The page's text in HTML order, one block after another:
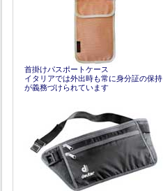
首掛けパスポートケース
イタリアでは外出時も常に身分証の保持
が義務づけられています